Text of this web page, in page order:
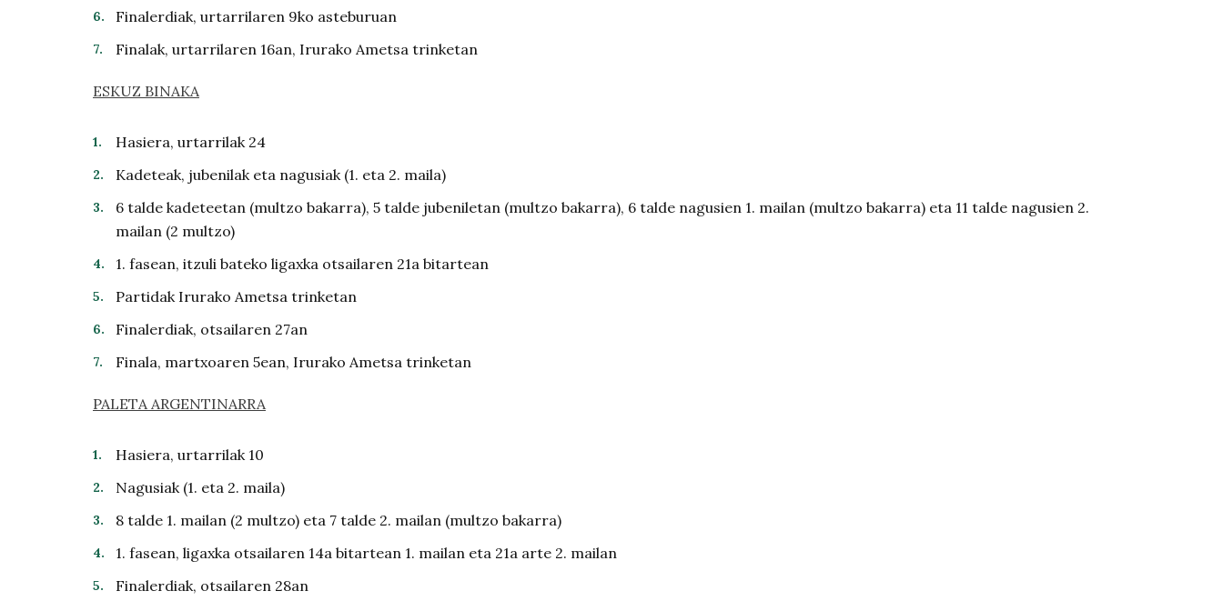
Finalerdiak, urtarrilaren 9ko asteburuan
Finalak, urtarrilaren 16an, Irurako Ametsa trinketan
ESKUZ BINAKA
Hasiera, urtarrilak 24
Kadeteak, jubenilak eta nagusiak (1. eta 2. maila)
6 talde kadeteetan (multzo bakarra), 5 talde jubeniletan (multzo bakarra), 6 talde nagusien 1. mailan (multzo bakarra) eta 11 talde nagusien 2.
mailan (2 multzo)
1. fasean, itzuli bateko ligaxka otsailaren 21a bitartean
Partidak Irurako Ametsa trinketan
Finalerdiak, otsailaren 27an
Finala, martxoaren 5ean, Irurako Ametsa trinketan
PALETA ARGENTINARRA
Hasiera, urtarrilak 10
Nagusiak (1. eta 2. maila)
8 talde 1. mailan (2 multzo) eta 7 talde 2. mailan (multzo bakarra)
1. fasean, ligaxka otsailaren 14a bitartean 1. mailan eta 21a arte 2. mailan
Finalerdiak, otsailaren 28an